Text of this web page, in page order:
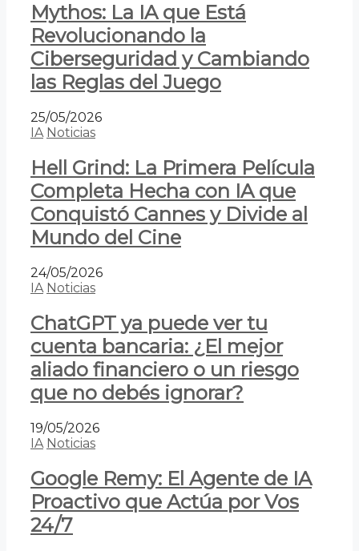
Mythos: La IA que Está
Revolucionando la
Ciberseguridad y Cambiando
las Reglas del Juego
25/05/2026
IA Noticias
Hell Grind: La Primera Película
Completa Hecha con IA que
Conquistó Cannes y Divide al
Mundo del Cine
24/05/2026
IA Noticias
ChatGPT ya puede ver tu
cuenta bancaria: ¿El mejor
aliado financiero o un riesgo
que no debés ignorar?
19/05/2026
IA Noticias
Google Remy: El Agente de IA
Proactivo que Actúa por Vos
24/7